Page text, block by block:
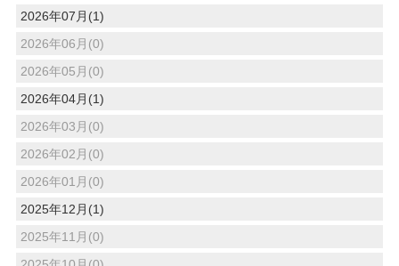
2026年07月(1)
2026年06月(0)
2026年05月(0)
2026年04月(1)
2026年03月(0)
2026年02月(0)
2026年01月(0)
2025年12月(1)
2025年11月(0)